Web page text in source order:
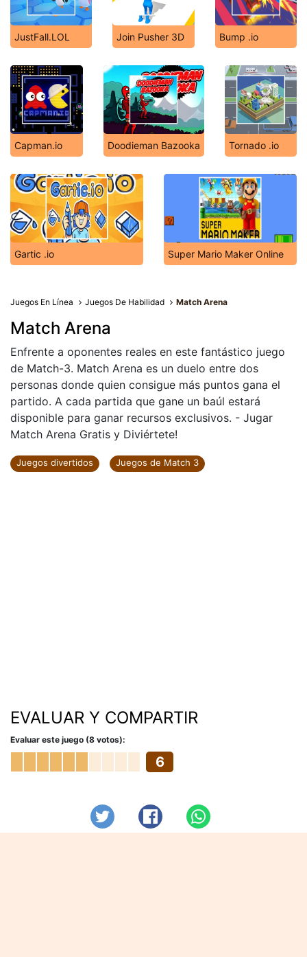
JustFall.LOL Join Pusher 3D Bump .io
Capman.io Doodieman Bazooka Tornado .io
Gartic .io Super Mario Maker Online
Juegos En Línea Juegos De Habilidad Match Arena
Match Arena
Enfrente a oponentes reales en este fantástico juego
de Match-3. Match Arena es un duelo entre dos
personas donde quien consigue más puntos gana el
partido. A cada partida que gane un baúl estará
disponible para ganar recursos exclusivos. - Jugar
Match Arena Gratis y Diviértete!
Juegos divertidos Juegos de Match 3
EVALUAR Y COMPARTIR
Evaluar este juego (8 votos):
6